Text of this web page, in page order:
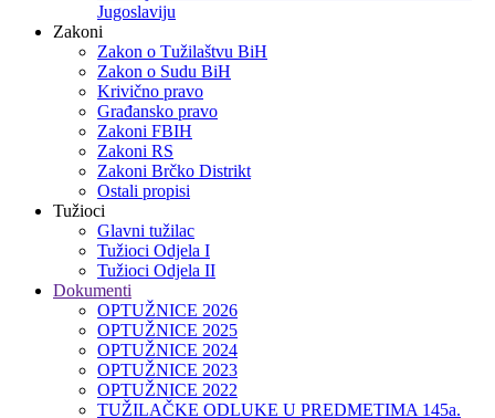
Jugoslaviju
Zakoni
Zakon o Тužilaštvu BiH
Zakon o Sudu BiH
Krivično pravo
Građansko pravo
Zakoni FBIH
Zakoni RS
Zakoni Brčko Distrikt
Ostali propisi
Tužioci
Glavni tužilac
Tužioci Odjela I
Tužioci Odjela II
Dokumenti
OPTUŽNICE 2026
OPTUŽNICE 2025
OPTUŽNICE 2024
OPTUŽNICE 2023
OPTUŽNICE 2022
TUŽILAČKE ODLUKE U PREDMETIMA 145a.